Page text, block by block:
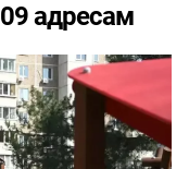
адресам